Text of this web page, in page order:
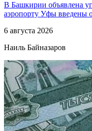
В Башкирии объявлена
аэропорту Уфы введены
6 августа 2026
Наиль Байназаров